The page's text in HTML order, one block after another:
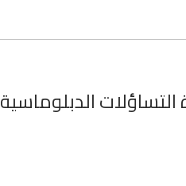
التساؤلات الدبلوماسية